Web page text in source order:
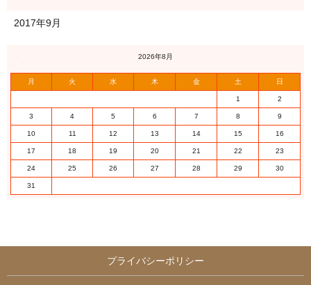
2017年9月
2026年8月
月 火 水 木 金 土 日
1 2
3 4 5 6 7 8 9
10 11 12 13 14 15 16
17 18 19 20 21 22 23
24 25 26 27 28 29 30
31
プライバシーポリシー